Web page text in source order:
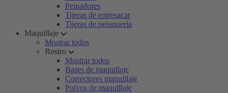
Peinadores
Tijeras de entresacar
Tijeras de peluquería
Maquillaje
Mostrar todos
Rostro
Mostrar todos
Bases de maquillaje
Correctores maquillaje
Polvos de maquillaje